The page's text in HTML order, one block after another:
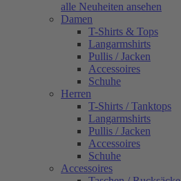
alle Neuheiten ansehen
Damen
T-Shirts & Tops
Langarmshirts
Pullis / Jacken
Accessoires
Schuhe
Herren
T-Shirts / Tanktops
Langarmshirts
Pullis / Jacken
Accessoires
Schuhe
Accessoires